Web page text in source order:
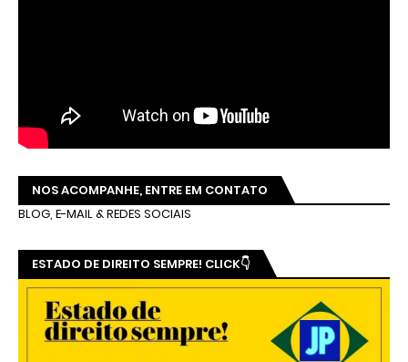
NOS ACOMPANHE, ENTRE EM CONTATO
BLOG, E-MAIL & REDES SOCIAIS
ESTADO DE DIREITO SEMPRE! CLICK👇